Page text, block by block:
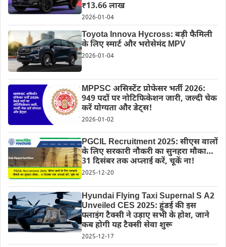
₹13.66 लाख
2026-01-04
Toyota Innova Hycross: बड़ी फैमिली
के लिए स्मार्ट और भरोसेमंद MPV
2026-01-04
MPPSC असिस्टेंट प्रोफेसर भर्ती 2026:
949 पदों पर नोटिफिकेशन जारी, जल्दी चेक
करें योग्यता और डेट्स!
2026-01-02
PGCIL Recruitment 2025: सीएस वालों
के लिए सरकारी नौकरी का सुनहरा मौका…
31 दिसंबर तक अप्लाई करें, चूकें ना!
2025-12-20
Hyundai Flying Taxi Supernal S A2
Unveiled CES 2025: हुंडई की इस
फ्लाइंग टैक्सी ने उड़ाए सभी के होश, जाने
कब होगी यह टैक्सी सेवा शुरू
2025-12-17